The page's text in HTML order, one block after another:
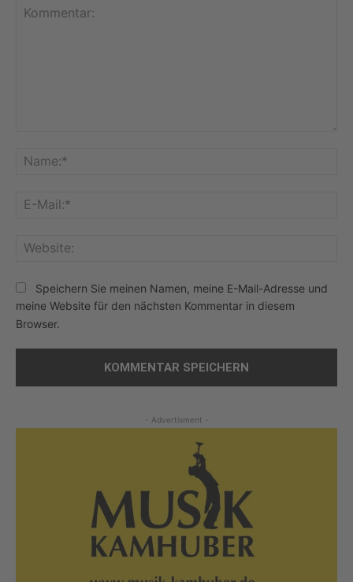
Speichern Sie meinen Namen, meine E-Mail-Adresse und
meine Website für den nächsten Kommentar in diesem
Browser.
- Advertisment -